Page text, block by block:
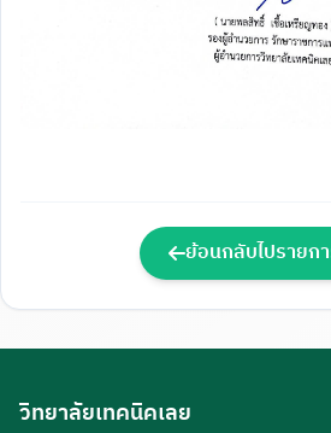
ย้อนกลับไปรายก
วิทยาลัยเทคนิคเลย